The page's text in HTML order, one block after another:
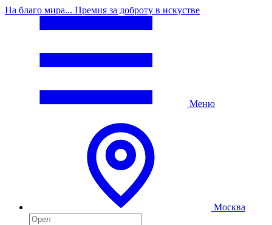
На благо мира... Премия за доброту в искустве
Меню
Москва